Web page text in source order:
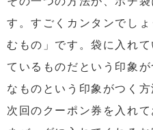
す。すごくカンタンでし
むもの」です。袋に入れ
ているものだという印象
なものという印象がつく
次回のクーポン券を入れ